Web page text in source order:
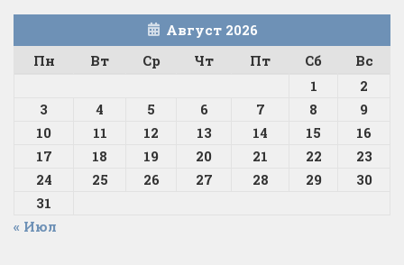
Август 2026
Пн
Вт Ср Чт Пт Сб
Вс
1
2
3
4 5 6 7 8
9
10
11 12 13 14 15
16
17
18 19 20 21 22
23
24
25 26 27 28 29
30
31
« Июл